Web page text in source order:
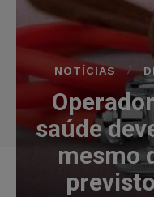
NOTÍCIAS
saúde
mesmo